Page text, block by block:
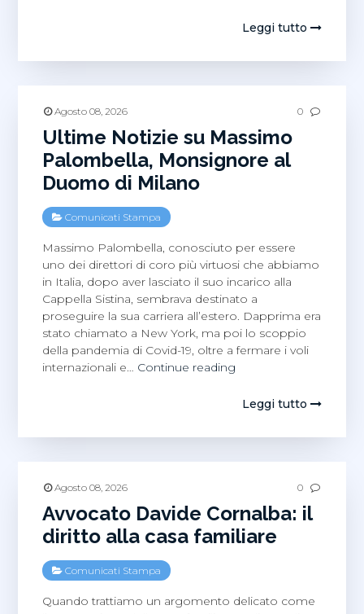
Agosto
Leggi tutto
Agosto 08, 2026 0
Ultime Notizie su Massimo
Palombella, Monsignore al
Duomo di Milano
Comunicati Stampa
Massimo Palombella, conosciuto per essere
uno dei direttori di coro più virtuosi che abbiamo
in Italia, dopo aver lasciato il suo incarico alla
Cappella Sistina, sembrava destinato a
proseguire la sua carriera all’estero. Dapprima era
stato chiamato a New York, ma poi lo scoppio
della pandemia di Covid-19, oltre a fermare i voli
internazionali e… Continue reading
su
Palombella,
Milano
Leggi tutto
Agosto 08, 2026 0
Avvocato Davide Cornalba: il
diritto alla casa familiare
Comunicati Stampa
Quando trattiamo un argomento delicato come